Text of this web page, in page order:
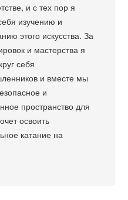
и с тех пор я
изучению и
этого искусства. За
и мастерства я
себя
и вместе мы
и
пространство для
освоить
катание на